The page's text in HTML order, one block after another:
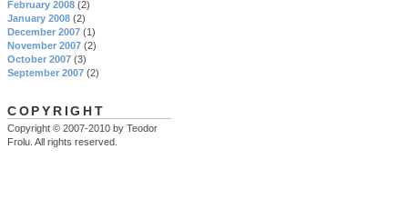
February 2008 (2)
January 2008 (2)
December 2007 (1)
November 2007 (2)
October 2007 (3)
September 2007 (2)
COPYRIGHT
Copyright © 2007-2010 by Teodor
Frolu. All rights reserved.